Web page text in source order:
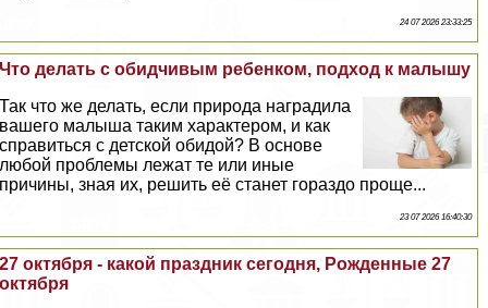
24 07 2026 23:33:25
Что делать с обидчивым ребенком, подход к малышу
Так что же делать, если природа наградила
вашего малыша таким хаpaктером, и как
справиться с детской обидой? В основе
любой проблемы лежат те или иные
причины, зная их, решить её станет гораздо проще...
23 07 2026 16:40:30
27 октября - какой праздник сегодня, Рожденные 27
октября